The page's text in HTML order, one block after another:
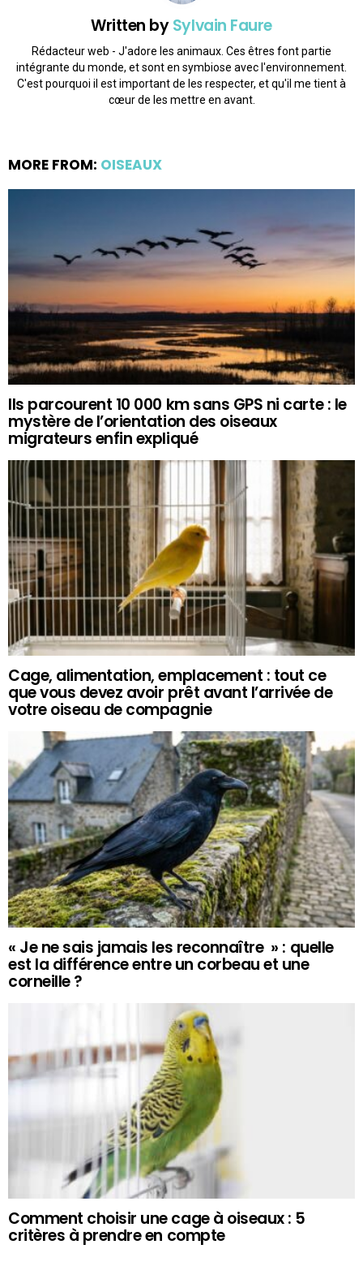
Written bySylvain Faure
Rédacteur web - J'adore les animaux. Ces êtres font partie
intégrante du monde, et sont en symbiose avec l'environnement.
C'est pourquoi il est important de les respecter, et qu'il me tient à
cœur de les mettre en avant.
MORE FROM: OISEAUX
Ils parcourent 10 000 km sans GPS ni carte : le
mystère de l’orientation des oiseaux
migrateurs enfin expliqué
Cage, alimentation, emplacement : tout ce
que vous devez avoir prêt avant l’arrivée de
votre oiseau de compagnie
« Je ne sais jamais les reconnaître » : quelle
est la différence entre un corbeau et une
corneille ?
Comment choisir une cage à oiseaux : 5
critères à prendre en compte